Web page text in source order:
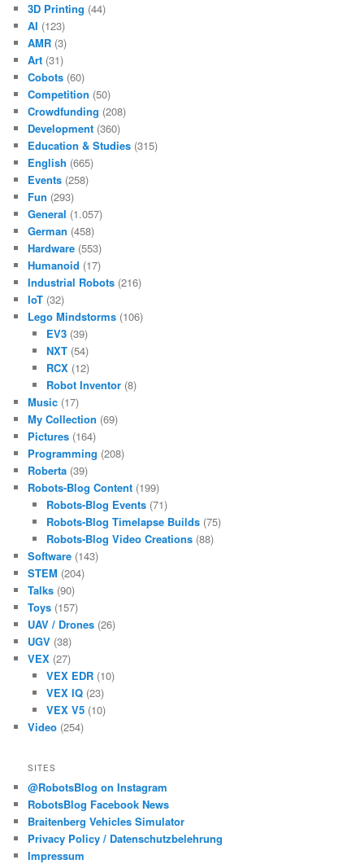
3D Printing (44)
AI (123)
AMR (3)
Art (31)
Cobots (60)
Competition (50)
Crowdfunding (208)
Development (360)
Education & Studies (315)
English (665)
Events (258)
Fun (293)
General (1.057)
German (458)
Hardware (553)
Humanoid (17)
Industrial Robots (216)
IoT (32)
Lego Mindstorms (106)
EV3(39)
NXT(54)
RCX(12)
Robot Inventor(8)
Music (17)
My Collection (69)
Pictures (164)
Programming (208)
Roberta (39)
Robots-Blog Content (199)
Robots-Blog Events(71)
Robots-Blog Timelapse Builds(75)
Robots-Blog Video Creations(88)
Software (143)
STEM (204)
Talks (90)
Toys (157)
UAV / Drones (26)
UGV (38)
VEX (27)
VEX EDR(10)
VEX IQ(23)
VEX V5(10)
Video (254)
SITES
@RobotsBlog on Instagram
RobotsBlog Facebook News
Braitenberg Vehicles Simulator
Privacy Policy / Datenschutzbelehrung
Impressum